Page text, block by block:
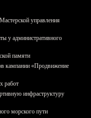
управления
у административного
памяти
кампании «Продвижение
работ
инфраструктуру
морского пути